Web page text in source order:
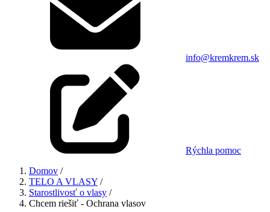
info@kremkrem.sk
Rýchla pomoc
Domov /
TELO A VLASY /
Starostlivosť o vlasy /
Chcem riešiť - Ochrana vlasov